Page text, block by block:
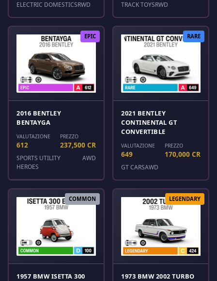
ELECTRIC DOMESTICSRWD TRACK TOYSRWD
EPIC
2016 BENTLEY
BENTAYGA
VALUTAZIONE
612
PREZZO
237,500 CR
SPORTS UTILITY
HEROES
AWD
RARE
2021 BENTLEY
CONTINENTAL GT
CONVERTIBLE
VALUTAZIONE
649
PREZZO
170,000 CR
GT CARSAWD
COMMON
1957 BMW ISETTA 300
LEGENDARY
1973 BMW 2002 TURBO